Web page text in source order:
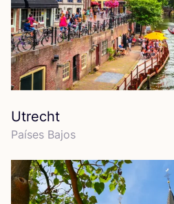
Utrecht
Paí­ses Bajos